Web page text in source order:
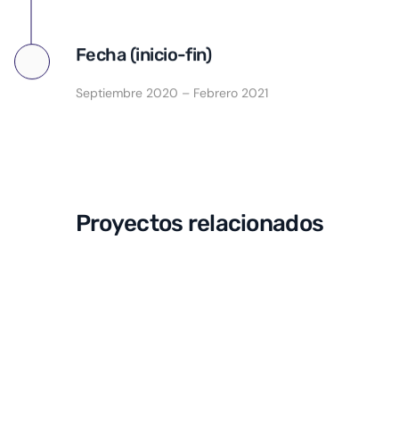
Fecha (inicio-fin)
Septiembre 2020 – Febrero 2021
Proyectos relacionados